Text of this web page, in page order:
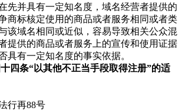
先并具有一定知名度，域名经营者提供的
商标核定使用的商品或者服务相同或者类
该域名相同或近似，容易导致相关公众混
提供的商品或者服务上的宣传和使用证据
具有一定知名度的事实依据。
四条“以其他不正当手段取得注册”的适
行再88号